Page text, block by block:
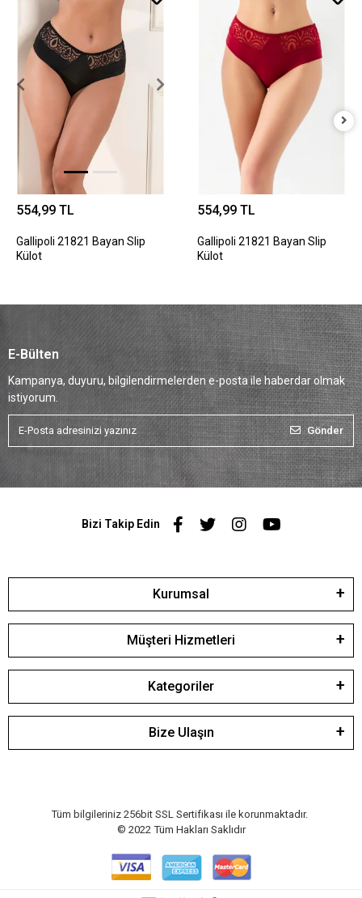
554,99 TL
Gallipoli 21821 Bayan Slip
Külot
554,99 TL
Gallipoli 21821 Bayan Slip
Külot
E-Bülten
Kampanya, duyuru, bilgilendirmelerden e-posta ile haberdar olmak
istiyorum.
Gönder
Bizi Takip Edin
Kurumsal
Müşteri Hizmetleri
Kategoriler
Bize Ulaşın
Tüm bilgileriniz 256bit SSL Sertifikası ile korunmaktadır.
© 2022 Tüm Hakları Saklıdır